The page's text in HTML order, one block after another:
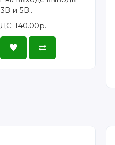
и 5В..
140.00р.